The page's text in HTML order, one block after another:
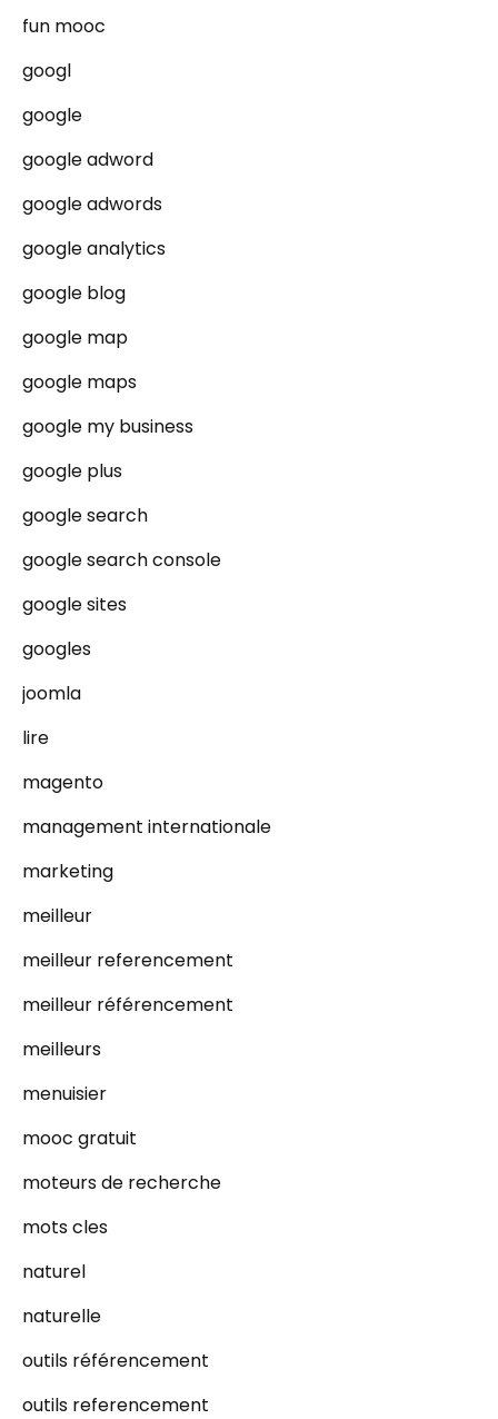
fun mooc
googl
google
google adword
google adwords
google analytics
google blog
google map
google maps
google my business
google plus
google search
google search console
google sites
googles
joomla
lire
magento
management internationale
marketing
meilleur
meilleur referencement
meilleur référencement
meilleurs
menuisier
mooc gratuit
moteurs de recherche
mots cles
naturel
naturelle
outils référencement
outils referencement